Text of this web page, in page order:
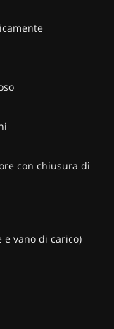
con chiusura di
e vano di carico)